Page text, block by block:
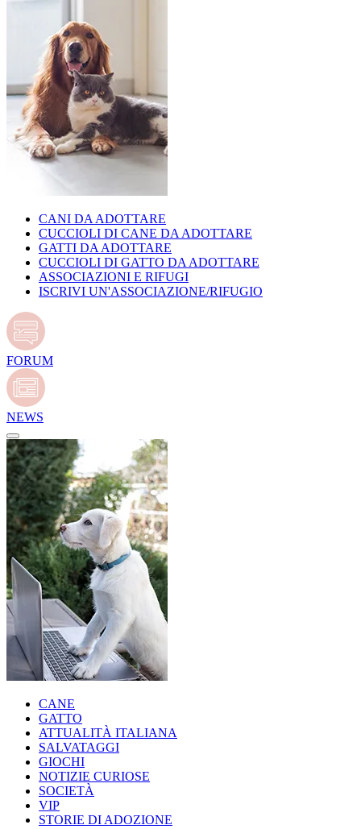
CANI DA ADOTTARE
CUCCIOLI DI CANE DA ADOTTARE
GATTI DA ADOTTARE
CUCCIOLI DI GATTO DA ADOTTARE
ASSOCIAZIONI E RIFUGI
ISCRIVI UN'ASSOCIAZIONE/RIFUGIO
FORUM
NEWS
CANE
GATTO
ATTUALITÀ ITALIANA
SALVATAGGI
GIOCHI
NOTIZIE CURIOSE
SOCIETÀ
VIP
STORIE DI ADOZIONE